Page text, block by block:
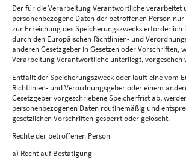
Der für die Verarbeitung Verantwortliche verarbeitet
personenbezogene Daten der betroffenen Person
zur Erreichung des Speicherungszwecks erforderlich
durch den Europäischen Richtlinien- und
anderen Gesetzgeber in Gesetzen oder Vorschriften,
Verarbeitung Verantwortliche unterliegt, vorgesehen
Entfällt der Speicherungszweck oder läuft eine vom
Richtlinien- und Verordnungsgeber oder einem
Gesetzgeber vorgeschriebene Speicherfrist ab,
personenbezogenen Daten routinemäßig und
gesetzlichen Vorschriften gesperrt oder gelöscht.
Rechte der betroffenen Person
a) Recht auf Bestätigung